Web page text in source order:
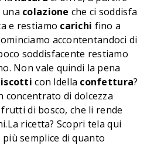
una colazione che ci soddisfa
e restiamo carichi fino a
accontentandoci di
soddisfacente restiamo
Non vale quindi la pena
con ldella confettura?
concentrato di dolcezza
di bosco, che li rende
ricetta? Scopri tela qui
semplice di quanto